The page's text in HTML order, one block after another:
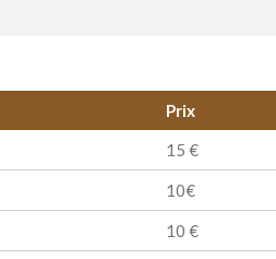
Prix
15 €
10€
10 €